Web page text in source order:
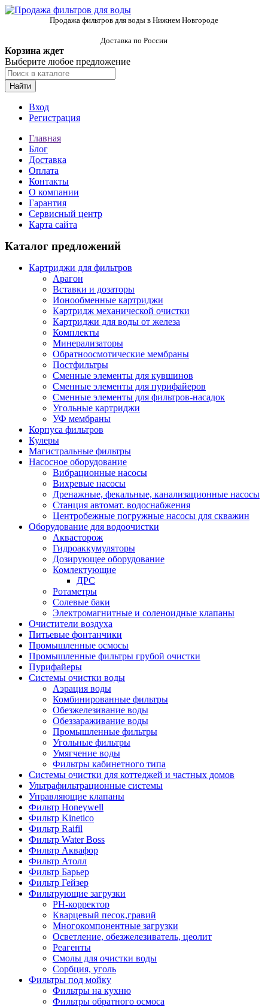
Продажа фильтров для воды в Нижнем Новгороде
Доставка по России
Корзина ждет
Выберите любое предложение
Найти
Вход
Регистрация
Главная
Блог
Доставка
Оплата
Контакты
О компании
Гарантия
Сервисный центр
Карта сайта
Каталог предложений
Картриджи для фильтров
Арагон
Вставки и дозаторы
Ионообменные картриджи
Картридж механической очистки
Картриджи для воды от железа
Комплекты
Минерализаторы
Обратноосмотические мембраны
Постфильтры
Сменные элементы для кувшинов
Сменные элементы для пурифайеров
Сменные элементы для фильтров-насадок
Угольные картриджи
УФ мембраны
Корпуса фильтров
Кулеры
Магистральные фильтры
Насосное оборудование
Вибрационные насосы
Вихревые насосы
Дренажные, фекальные, канализационные насосы
Станция автомат. водоснабжения
Центробежные погружные насосы для скважин
Оборудование для водоочистки
Аквасторож
Гидроаккумуляторы
Дозирующее оборудование
Комлектующие
ДРС
Ротаметры
Солевые баки
Электромагнитные и соленоидные клапаны
Очистители воздуха
Питьевые фонтанчики
Промышленные осмосы
Промышленные фильтры грубой очистки
Пурифайеры
Системы очистки воды
Аэрация воды
Комбинированные фильтры
Обезжелезивание воды
Обеззараживание воды
Промышленные фильтры
Угольные фильтры
Умягчение воды
Фильтры кабинетного типа
Системы очистки для коттеджей и частных домов
Ультрафильтрационные системы
Управляющие клапаны
Фильтр Honeywell
Фильтр Kinetico
Фильтр Raifil
Фильтр Water Boss
Фильтр Аквафор
Фильтр Атолл
Фильтр Барьер
Фильтр Гейзер
Фильтрующие загрузки
PH-корректор
Кварцевый песок,гравий
Многокомпонентные загрузки
Осветление, обезжелезиватель, цеолит
Реагенты
Смолы для очистки воды
Сорбция, уголь
Фильтры под мойку
Фильтры на кухню
Фильтры обратного осмоса